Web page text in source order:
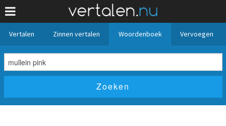
Vertalen Zinnen vertalen Woordenboek Vervoegen